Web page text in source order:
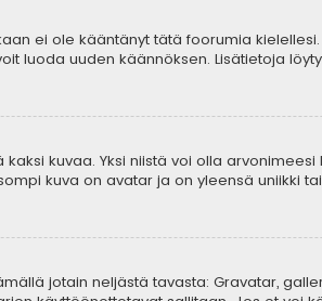
ei ole kääntänyt tätä foorumia
luoda uuden käännöksen. Lisätietoja
kuvaa. Yksi niistä voi olla
kuva on avatar ja on yleensä uniikki
jotain neljästä tavasta: Gravatar,